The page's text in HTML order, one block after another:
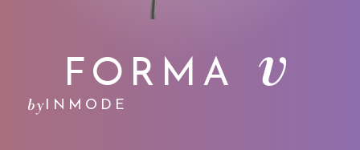
FORMA v
by INMODE